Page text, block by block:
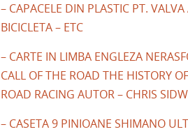
– CAPACELE DIN PLASTIC PT.
BICICLETA – ETC
– CARTE IN LIMBA ENGLEZA
CALL OF THE ROAD THE HISTORY
ROAD RACING AUTOR – CHRIS
– CASETA 9 PINIOANE SHIMANO